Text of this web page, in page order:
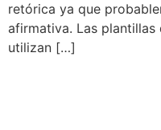
retórica ya que
afirmativa. Las
utilizan […]